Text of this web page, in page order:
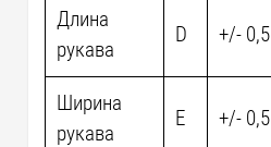
Длина
рукава
D +/- 0,5
Ширина
рукава
E +/- 0,5